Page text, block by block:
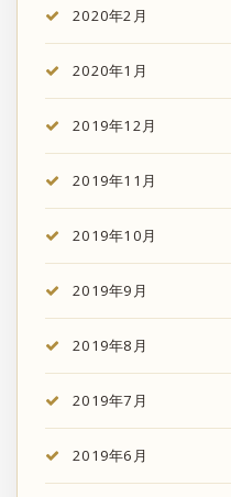
2020年2月
2020年1月
2019年12月
2019年11月
2019年10月
2019年9月
2019年8月
2019年7月
2019年6月